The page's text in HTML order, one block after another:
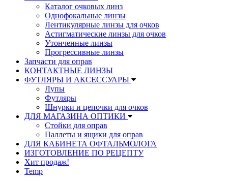
Каталог очковых линз
Однофокальные линзы
Лентикулярные линзы для очков
Астигматические линзы для очков
Утонченные линзы
Прогрессивные линзы
Запчасти для оправ
КОНТАКТНЫЕ ЛИНЗЫ
ФУТЛЯРЫ И АКСЕССУАРЫ
Лупы
Футляры
Шнурки и цепочки для очков
ДЛЯ МАГАЗИНА ОПТИКИ
Стойки для оправ
Паллеты и ящики для оправ
ДЛЯ КАБИНЕТА ОФТАЛЬМОЛОГА
ИЗГОТОВЛЕНИЕ ПО РЕЦЕПТУ
Хит продаж!
Temp